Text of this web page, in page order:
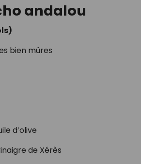
andalou
bien mûres
d’olive
de Xérès